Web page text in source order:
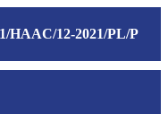
HAAC/12-2021/PL/P